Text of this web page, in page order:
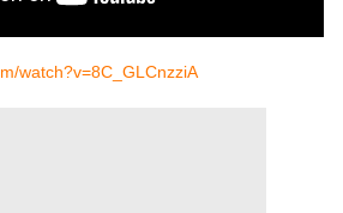
watch?v=8C_GLCnzziA